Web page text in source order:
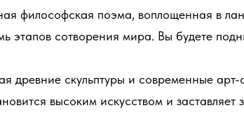
философская поэма, воплощенная в
этапов сотворения мира. Вы будете
скульптуры и современные арт-
высоким искусством и заставляет